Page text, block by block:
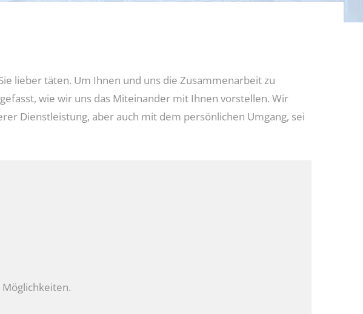
lieber täten. Um Ihnen und uns die Zusammenarbeit zu
wie wir uns das Miteinander mit Ihnen vorstellen. Wir
Dienstleistung, aber auch mit dem persönlichen Umgang, sei